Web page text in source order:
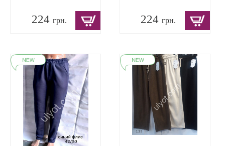
224 грн. 224грн.